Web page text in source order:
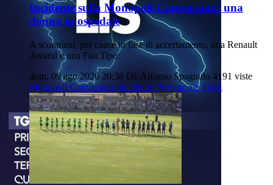
Incidente sulla Monopoli-Conversano: una
donna in ospedale
A scontrarsi, per cause in fase di accertamento, una Renault
Austral e una Fiat Tipo:
dom, 09 ago 2026 20:38 Di: Alfonso Spagnulo 4191 viste
Monopoli Conversano Incidente Provinciale Feriti